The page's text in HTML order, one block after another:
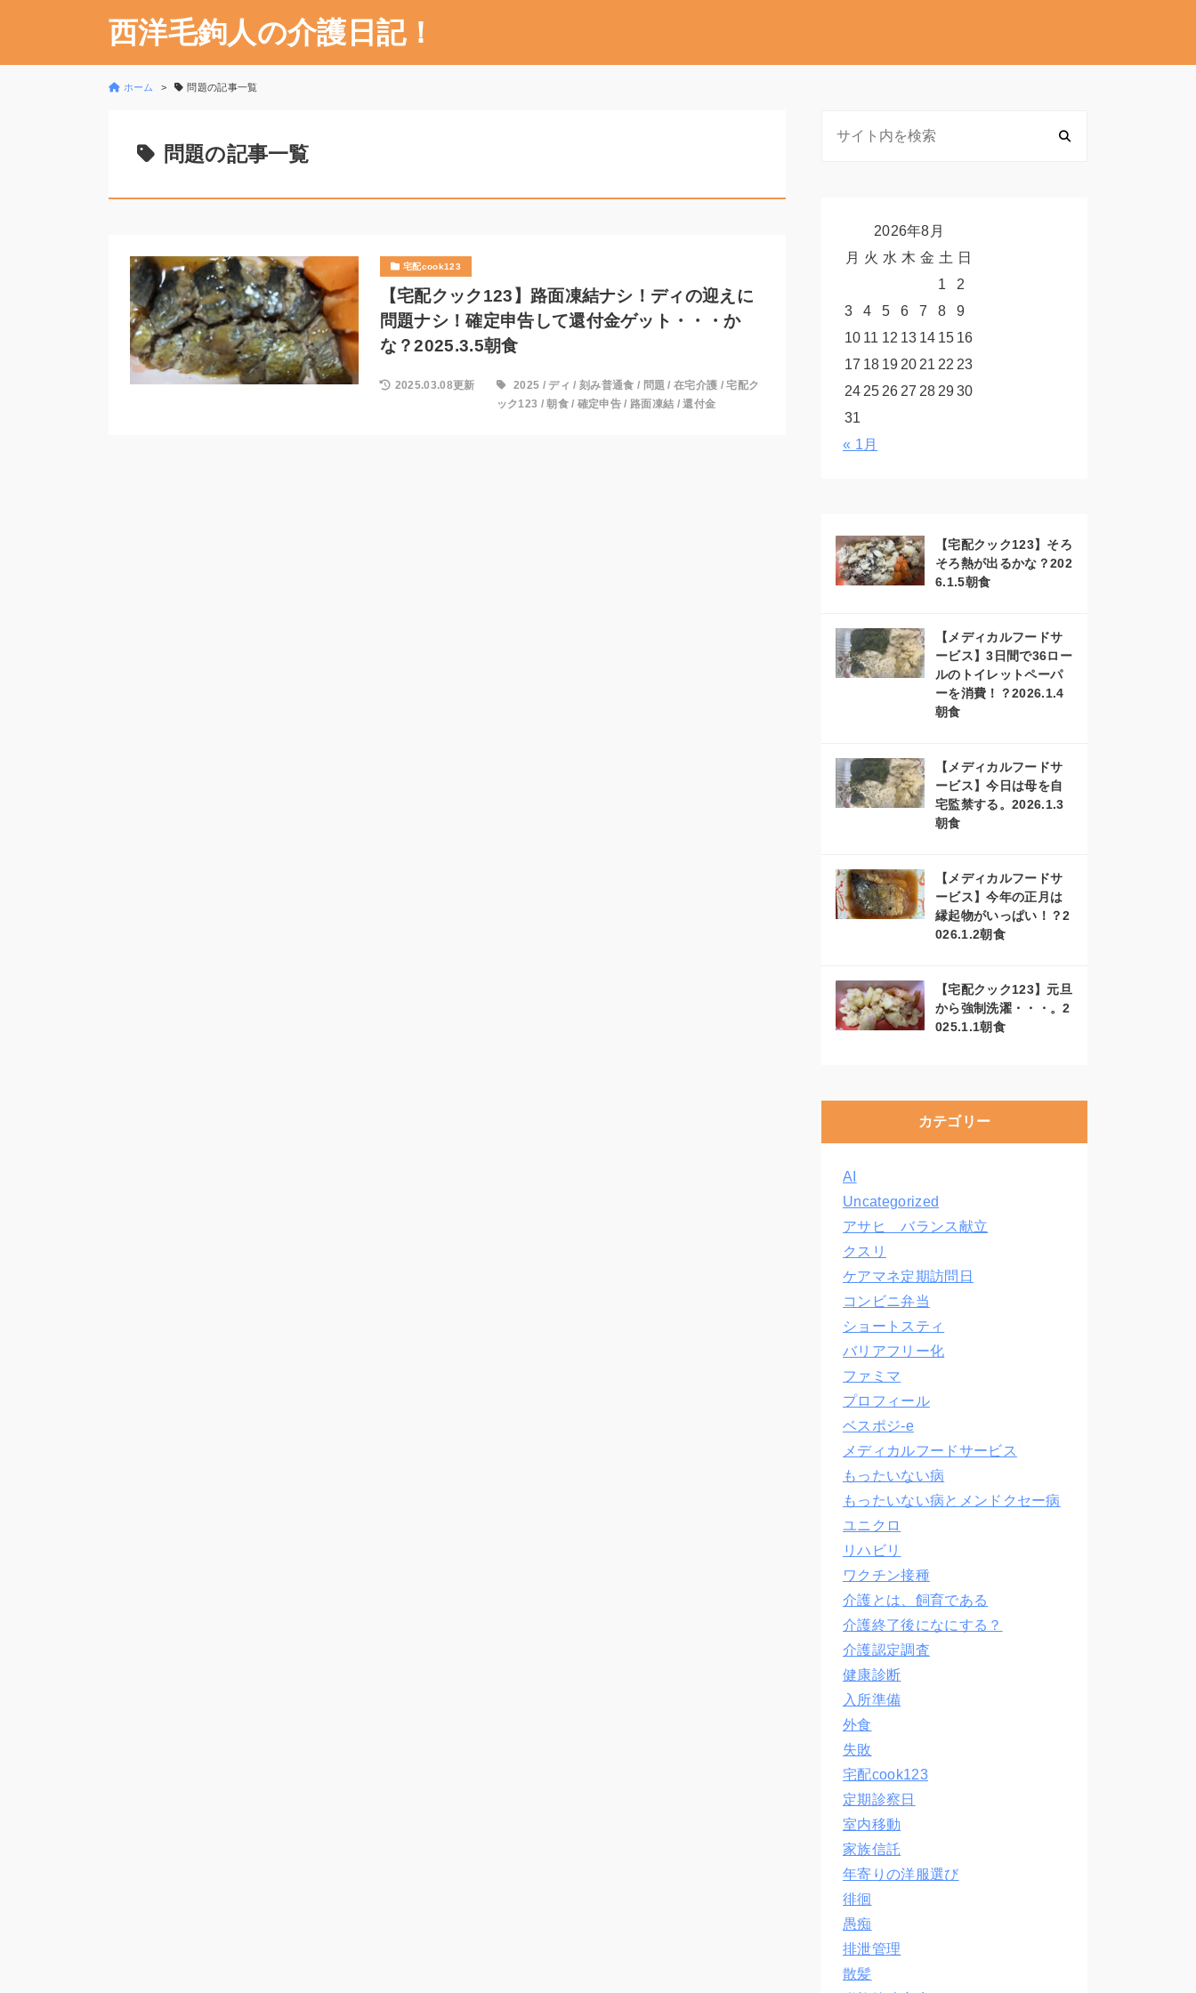
西洋毛鉤人の介護日記！
ホーム 問題の記事一覧
問題の記事一覧
宅配cook123
【宅配クック123】路面凍結ナシ！ディの迎えに
問題ナシ！確定申告して還付金ゲット・・・か
な？2025.3.5朝食
2025.03.08更新 2025 / ディ / 刻み普通食 / 問題 /在宅介護 /宅配ク
ック123 /朝食/ 確定申告 / 路面凍結 /還付金
2026年8月
月 火 水 木 金 土 日
1
2
3
4 5 6 7 8
9
10 11 12 13 14 15 16
17 18 19 20 21 22 23
24 25 26 27 28 2930
31
« 1月
【宅配クック123】そろ
そろ熱が出るかな？202
6.1.5朝食
【メディカルフードサ
ービス】3日間で36ロー
ルのトイレットペーパ
ーを消費！？2026.1.4
朝食
【メディカルフードサ
ービス】今日は母を自
宅監禁する。2026.1.3
朝食
【メディカルフードサ
ービス】今年の正月は
縁起物がいっぱい！？2
026.1.2朝食
【宅配クック123】元旦
から強制洗濯・・・。2
025.1.1朝食
カテゴリー
AI
Uncategorized
アサヒ バランス献立
クスリ
ケアマネ定期訪問日
コンビニ弁当
ショートスティ
バリアフリー化
ファミマ
プロフィール
ベスポジ-e
メディカルフードサービス
もったいない病
もったいない病とメンドクセー病
ユニクロ
リハビリ
ワクチン接種
介護とは、飼育である
介護終了後になにする？
介護認定調査
健康診断
入所準備
外食
失敗
宅配cook123
定期診察日
室内移動
家族信託
年寄りの洋服選び
徘徊
愚痴
排泄管理
散髪